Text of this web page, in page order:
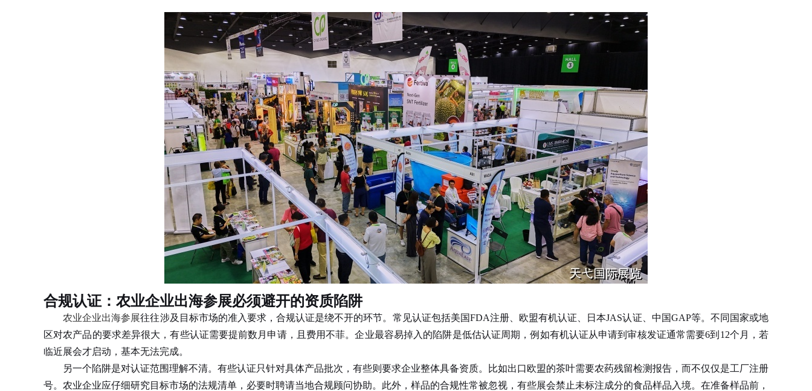
合规认证：农业企业出海参展必须避开的资质陷阱
农业企业出海参展往往涉及目标市场的准入要求，合规认证是绕不开的环节。常见认证包括美国FDA注册、欧盟有机认证、日本JAS认证、中国GAP等。不同国家或地
区对农产品的要求差异很大，有些认证需要提前数月申请，且费用不菲。企业最容易掉入的陷阱是低估认证周期，例如有机认证从申请到审核发证通常需要6到12个月，若
临近展会才启动，基本无法完成。
另一个陷阱是对认证范围理解不清。有些认证只针对具体产品批次，有些则要求企业整体具备资质。比如出口欧盟的茶叶需要农药残留检测报告，而不仅仅是工厂注册
号。农业企业应仔细研究目标市场的法规清单，必要时聘请当地合规顾问协助。此外，样品的合规性常被忽视，有些展会禁止未标注成分的食品样品入境。在准备样品前，